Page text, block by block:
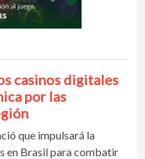
casinos digitales
por las
que impulsará la
en Brasil para combatir